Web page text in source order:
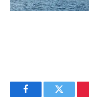
FacebookTwitter